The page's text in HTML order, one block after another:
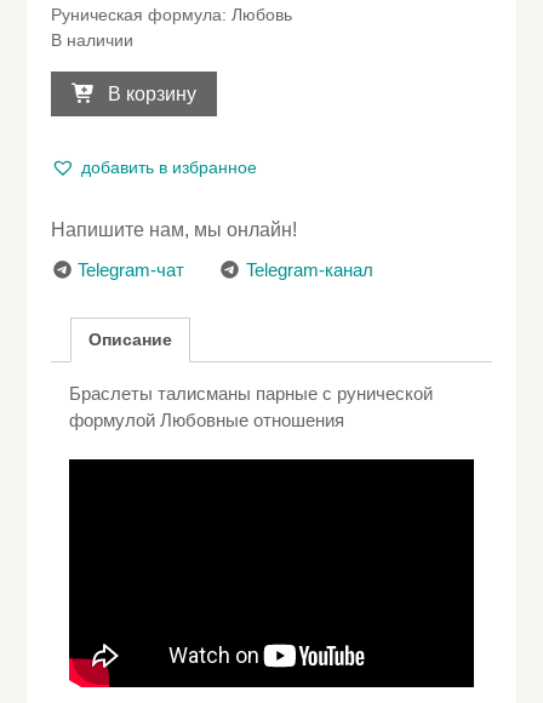
Руническая формула: Любовь
В наличии
товара
Браслеты
парные
формулой
Любовные
В корзину
добавить в избранное
Напишите нам, мы онлайн!
Telegram-чат
Telegram-канал
Описание
Браслеты талисманы парные с рунической
формулой Любовные отношения